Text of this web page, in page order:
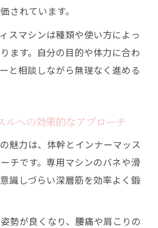
されています。
スマシンは種類や使い方によっ
ます。自分の目的や体力に合わ
と相談しながら無理なく進める
ルへの効果的なアプローチ
魅力は、体幹とインナーマッス
チです。専用マシンのバネや滑
識しづらい深層筋を効率よく鍛
勢が良くなり、腰痛や肩こりの